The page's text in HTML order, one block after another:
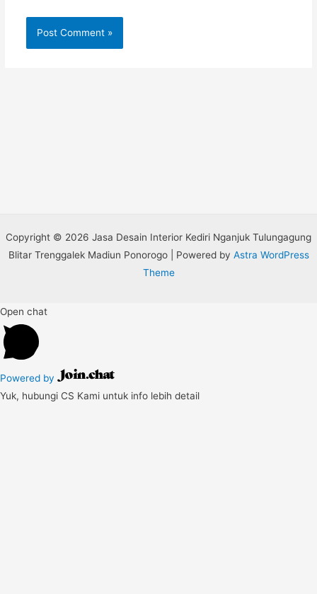
Copyright © 2026 Jasa Desain Interior Kediri Nganjuk Tulungagung
Blitar Trenggalek Madiun Ponorogo | Powered by Astra WordPress
Theme
Open chat
Powered by
Yuk, hubungi CS Kami untuk info lebih detail